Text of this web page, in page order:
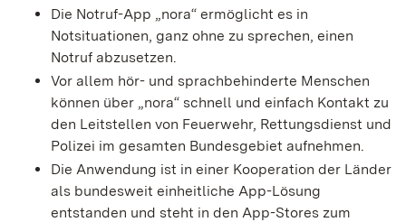
Die Notruf-App „nora“ ermöglicht es in
Notsituationen, ganz ohne zu sprechen, einen
Notruf abzusetzen.
Vor allem hör- und sprachbehinderte Menschen
können über „nora“ schnell und einfach Kontakt zu
den Leitstellen von Feuerwehr, Rettungsdienst und
Polizei im gesamten Bundesgebiet aufnehmen.
Die Anwendung ist in einer Kooperation der Länder
als bundesweit einheitliche App-Lösung
entstanden und steht in den App-Stores zum